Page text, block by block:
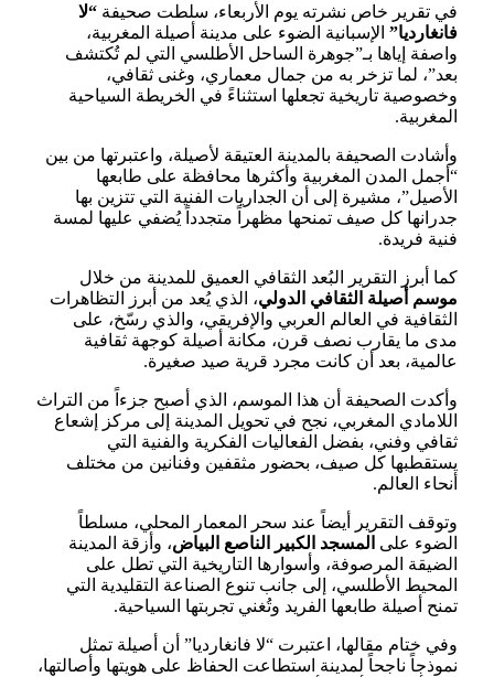
في تقرير خاص نشرته يوم الأربعاء، سلطت صحيفة “لا
فانغارديا” الإسبانية الضوء على مدينة أصيلة المغربية،
واصفة إياها بـ”جوهرة الساحل الأطلسي التي لم تُكتشف
بعد”، لما تزخر به من جمال معماري، وغنى ثقافي،
وخصوصية تاريخية تجعلها استثناءً في الخريطة السياحية
المغربية.
وأشادت الصحيفة بالمدينة العتيقة لأصيلة، واعتبرتها من بين
“أجمل المدن المغربية وأكثرها محافظة على طابعها
الأصيل”، مشيرة إلى أن الجداريات الفنية التي تتزين بها
جدرانها كل صيف تمنحها مظهراً متجدداً يُضفي عليها لمسة
فنية فريدة.
كما أبرز التقرير البُعد الثقافي العميق للمدينة من خلال
موسم أصيلة الثقافي الدولي، الذي يُعد من أبرز التظاهرات
الثقافية في العالم العربي والإفريقي، والذي رسّخ، على
مدى ما يقارب نصف قرن، مكانة أصيلة كوجهة ثقافية
عالمية، بعد أن كانت مجرد قرية صيد صغيرة.
وأكدت الصحيفة أن هذا الموسم، الذي أصبح جزءاً من التراث
اللامادي المغربي، نجح في تحويل المدينة إلى مركز إشعاع
ثقافي وفني، بفضل الفعاليات الفكرية والفنية التي
يستقطبها كل صيف، بحضور مثقفين وفنانين من مختلف
أنحاء العالم.
وتوقف التقرير أيضاً عند سحر المعمار المحلي، مسلطاً
الضوء على المسجد الكبير الناصع البياض، وأزقة المدينة
الضيقة المرصوفة، وأسوارها التاريخية التي تطل على
المحيط الأطلسي، إلى جانب تنوع الصناعة التقليدية التي
تمنح أصيلة طابعها الفريد وتُغني تجربتها السياحية.
وفي ختام مقالها، اعتبرت “لا فانغارديا” أن أصيلة تمثل
نموذجاً ناجحاً لمدينة استطاعت الحفاظ على هويتها وأصالتها،